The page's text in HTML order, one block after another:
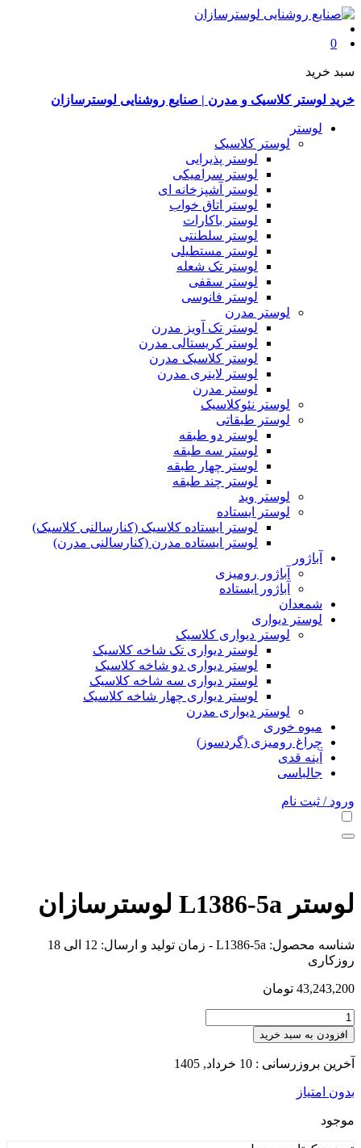
0
سبد خرید
خرید لوستر کلاسیک و مدرن | صنایع روشنایی لوسترسازان
لوستر
لوستر کلاسیک
لوستر پذیرایی
لوستر سرامیکی
لوستر آشپزخانه ای
لوستر اتاق خواب
لوستر باکارات
لوستر سلطنتی
لوستر مستطیلی
لوستر تک شعله
لوستر سقفی
لوستر فانوسی
لوستر مدرن
لوستر تک آویز مدرن
لوستر کریستالی مدرن
لوستر کلاسیک مدرن
لوستر لاینری مدرن
لوستر مدرن
لوستر نئوکلاسیک
لوستر طبقاتی
لوستر دو طبقه
لوستر سه طبقه
لوستر چهار طبقه
لوستر چند طبقه
لوستر وید
لوستر ایستاده
لوستر ایستاده کلاسیک (کنارسالنی کلاسیک)
لوستر ایستاده مدرن (کنارسالنی مدرن)
آباژور
آباژور رومیزی
آباژور ایستاده
شمعدان
لوستر دیواری
لوستر دیواری کلاسیک
لوستر دیواری تک شاخه کلاسیک
لوستر دیواری دو شاخه کلاسیک
لوستر دیواری سه شاخه کلاسیک
لوستر دیواری چهار شاخه کلاسیک
لوستر دیواری مدرن
میوه خوری
چراغ رومیزی (گردسوز)
آینه قدی
جالباسی
ورود / ثبت نام
لوستر L1386-5a لوسترسازان
شناسه محصول: L1386-5a
- زمان تولید و ارسال: 12 الی 18
روزکاری
43,243,200 تومان
افزودن به سبد خرید
آخرین بروزرسانی : 10 خرداد, 1405
بدون امتیاز
موجود